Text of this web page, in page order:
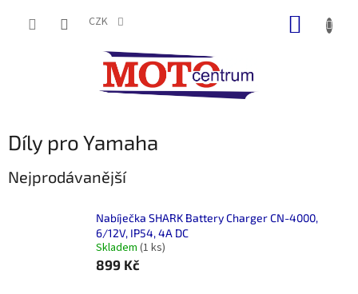
CZK
Díly pro Yamaha
Nejprodávanější
Nabíječka SHARK Battery Charger CN-4000,
6/12V, IP54, 4A DC
Skladem (1 ks)
899 Kč